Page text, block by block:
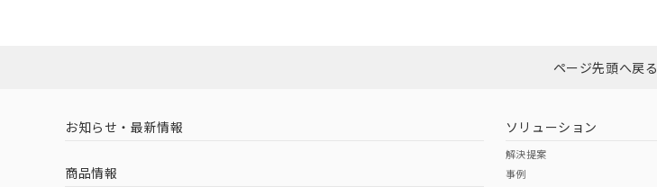
ページ先頭へ戻る
お知らせ・最新情報
商品情報
ソリューション
解決提案
事例